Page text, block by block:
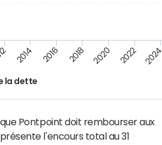
la dette
2014 2016 2018 2020 2022 2024
Pontpoint doit rembourser aux
l'encours total au 31